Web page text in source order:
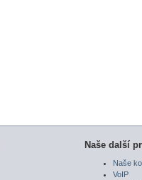
Naše další
Naše
VoIP